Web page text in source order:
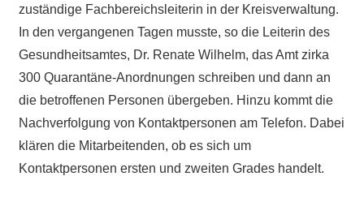
zuständige Fachbereichsleiterin in der Kreisverwaltung.
In den vergangenen Tagen musste, so die Leiterin des
Gesundheitsamtes, Dr. Renate Wilhelm, das Amt zirka
300 Quarantäne-Anordnungen schreiben und dann an
die betroffenen Personen übergeben. Hinzu kommt die
Nachverfolgung von Kontaktpersonen am Telefon. Dabei
klären die Mitarbeitenden, ob es sich um
Kontaktpersonen ersten und zweiten Grades handelt.